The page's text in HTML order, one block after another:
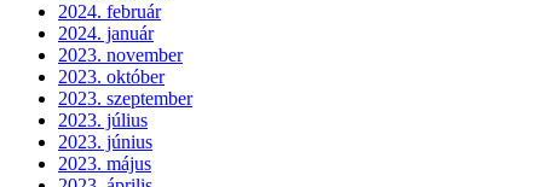
2024. február
2024. január
2023. november
2023. október
2023. szeptember
2023. július
2023. június
2023. május